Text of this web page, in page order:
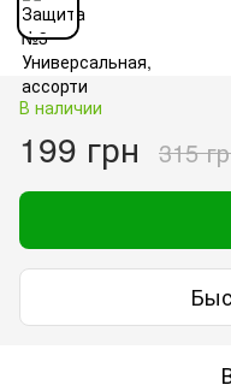
В наличии
199 грн 315